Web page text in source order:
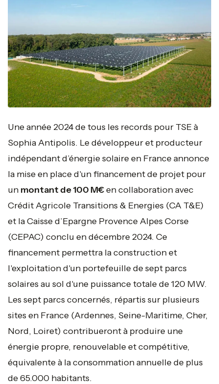
Une année 2024 de tous les records pour TSE à
Sophia Antipolis. Le développeur et producteur
indépendant d’énergie solaire en France annonce
la mise en place d'un financement de projet pour
un montant de 100 M€en collaboration avec
Crédit Agricole Transitions & Energies (CA T&E)
et la Caisse d’Epargne Provence Alpes Corse
(CEPAC) conclu en décembre 2024. Ce
financement permettra la construction et
l'exploitation d'un portefeuille de sept parcs
solaires au sol d'une puissance totale de 120 MW.
Les sept parcs concernés, répartis sur plusieurs
sites en France (Ardennes, Seine-Maritime, Cher,
Nord, Loiret) contribueront à produire une
énergie propre, renouvelable et compétitive,
équivalente à la consommation annuelle de plus
de 65.000 habitants.